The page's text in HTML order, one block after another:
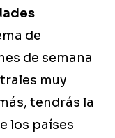
de
de semana
muy
tendrás la
los países